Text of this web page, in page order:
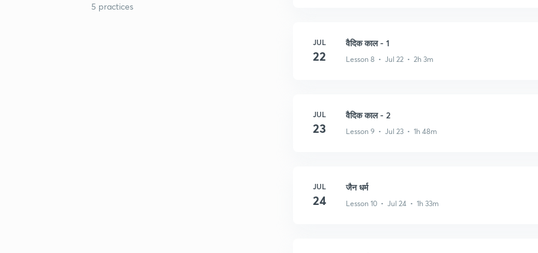
5 practices
JUL
22
वैदिक काल - 1
Lesson 8 • Jul 22 • 2h 3m
JUL
23
वैदिक काल - 2
Lesson 9 • Jul 23 • 1h 48m
JUL
24
जैन धर्म
Lesson 10 • Jul 24 • 1h 33m